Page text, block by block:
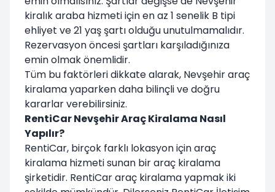
kiralık araba hizmeti için en az 1 senelik B tipi
ehliyet ve 21 yaş şartı olduğu unutulmamalıdır.
Rezervasyon öncesi şartları karşıladığınıza
emin olmak önemlidir.
Tüm bu faktörleri dikkate alarak, Nevşehir araç
kiralama yaparken daha bilinçli ve doğru
kararlar verebilirsiniz.
RentiCar Nevşehir Araç Kiralama Nasıl
Yapılır?
RentiCar, birçok farklı lokasyon için araç
kiralama hizmeti sunan bir araç kiralama
şirketidir. RentiCar araç kiralama yapmak iki